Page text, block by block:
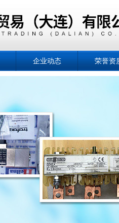
企业动态 荣誉资